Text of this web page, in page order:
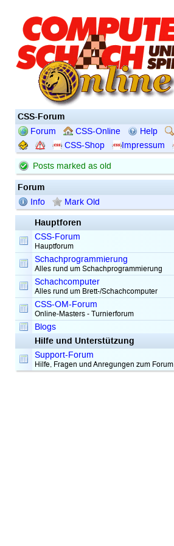
CSS-Forum
Forum CSS-Online Help
CSS-Shop
Impressum
Posts marked as old
Forum
Info Mark Old
Hauptforen
CSS-Forum
Hauptforum
Schachprogrammierung
Alles rund um Schachprogrammierung
Schachcomputer
Alles rund um Brett-/Schachcomputer
CSS-OM-Forum
Online-Masters - Turnierforum
Blogs
Hilfe und Unterstützung
Support-Forum
Hilfe, Fragen und Anregungen zum Forum